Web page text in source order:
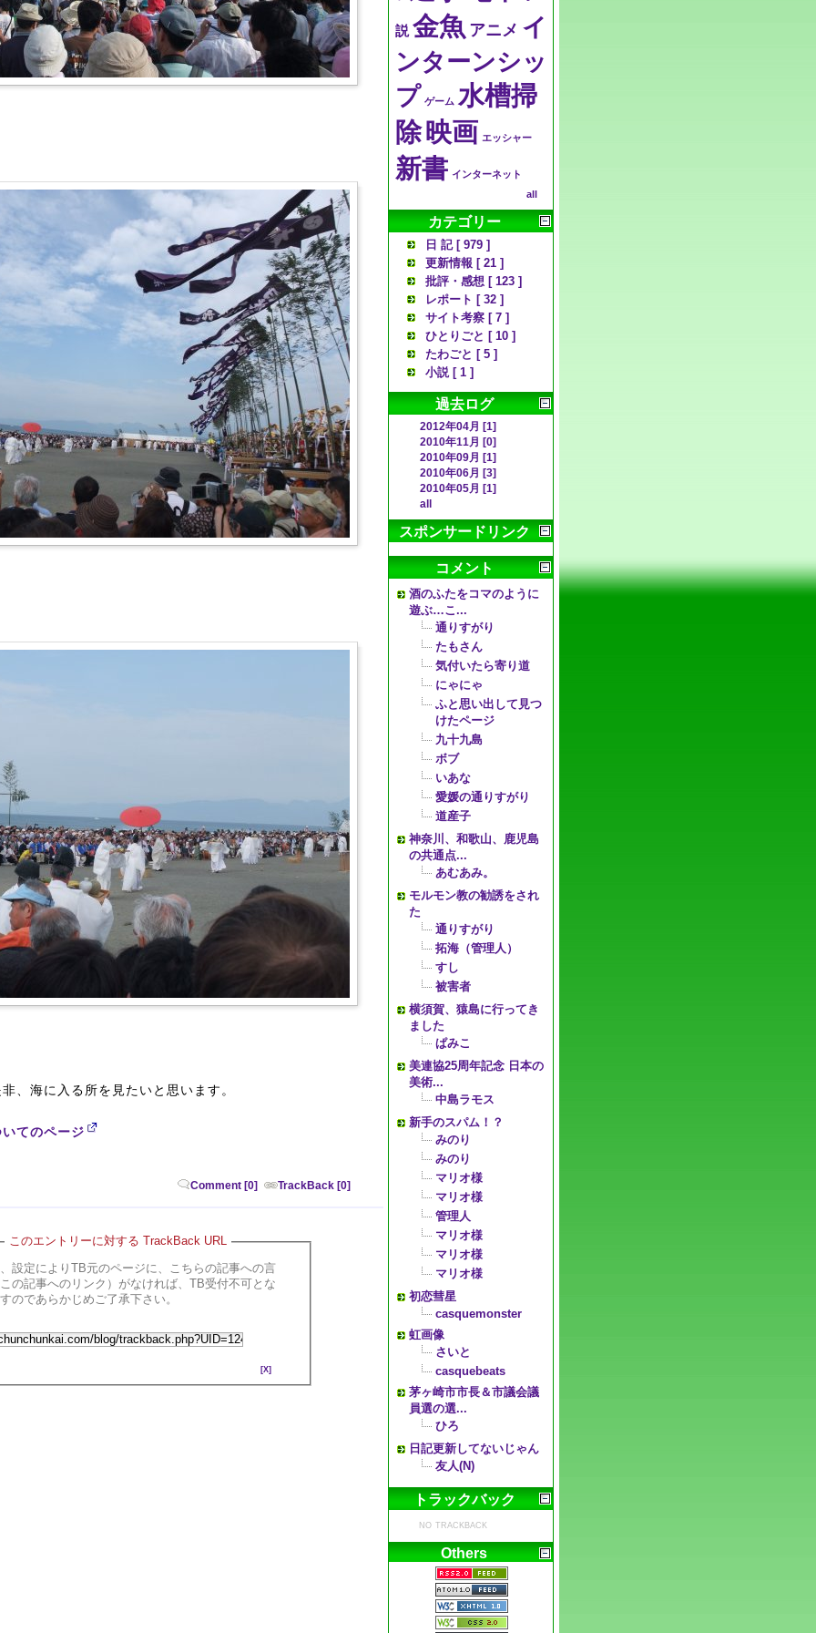
、海に入る所を見たいと思います。
てのページ
Comment [0] TrackBack [0]
このエントリーに対する TrackBack URL
設定によりTB元のページに、こちらの記事への言
の記事へのリンク）がなければ、TB受付不可とな
のであらかじめご了承下さい。
[X]
説 金魚 アニメ イ
ンターンシッ
プ ゲーム 水槽掃
除 映画 エッシャー
新書 インターネット
all
カテゴリー
日 記 [ 979 ]
更新情報 [ 21 ]
批評・感想 [ 123 ]
レポート [ 32 ]
サイト考察 [ 7 ]
ひとりごと [ 10 ]
たわごと [ 5 ]
小説 [ 1 ]
過去ログ
2012年04月 [1]
2010年11月 [0]
2010年09月 [1]
2010年06月 [3]
2010年05月 [1]
all
スポンサードリンク
コメント
酒のふたをコマのように
遊ぶ…こ...
通りすがり
たもさん
気付いたら寄り道
にゃにゃ
ふと思い出して見つ
けたページ
九十九島
ボブ
いあな
愛媛の通りすがり
道産子
神奈川、和歌山、鹿児島
の共通点...
あむあみ。
モルモン教の勧誘をされ
た
通りすがり
拓海（管理人）
すし
被害者
横須賀、猿島に行ってき
ました
ぱみこ
美連協25周年記念 日本の
美術...
中島ラモス
新手のスパム！？
みのり
みのり
マリオ様
マリオ様
管理人
マリオ様
マリオ様
マリオ様
初恋彗星
casquemonster
虹画像
さいと
casquebeats
茅ヶ崎市市長＆市議会議
員選の選...
ひろ
日記更新してないじゃん
友人(N)
トラックバック
no trackback
Others